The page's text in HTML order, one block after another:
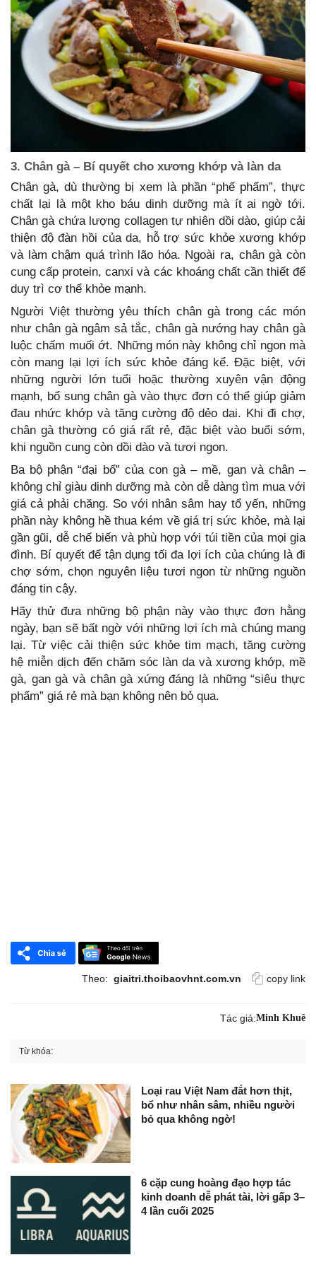
3. Chân gà – Bí quyết cho xương khớp và làn da
Chân gà, dù thường bị xem là phần “phế phẩm”, thực
chất lại là một kho báu dinh dưỡng mà ít ai ngờ tới.
Chân gà chứa lượng collagen tự nhiên dồi dào, giúp cải
thiện độ đàn hồi của da, hỗ trợ sức khỏe xương khớp
và làm chậm quá trình lão hóa. Ngoài ra, chân gà còn
cung cấp protein, canxi và các khoáng chất cần thiết để
duy trì cơ thể khỏe mạnh.
Người Việt thường yêu thích chân gà trong các món
như chân gà ngâm sả tắc, chân gà nướng hay chân gà
luộc chấm muối ớt. Những món này không chỉ ngon mà
còn mang lại lợi ích sức khỏe đáng kể. Đặc biệt, với
những người lớn tuổi hoặc thường xuyên vận động
mạnh, bổ sung chân gà vào thực đơn có thể giúp giảm
đau nhức khớp và tăng cường độ dẻo dai. Khi đi chợ,
chân gà thường có giá rất rẻ, đặc biệt vào buổi sớm,
khi nguồn cung còn dồi dào và tươi ngon.
Ba bộ phận “đại bổ” của con gà – mề, gan và chân –
không chỉ giàu dinh dưỡng mà còn dễ dàng tìm mua với
giá cả phải chăng. So với nhân sâm hay tổ yến, những
phần này không hề thua kém về giá trị sức khỏe, mà lại
gần gũi, dễ chế biến và phù hợp với túi tiền của mọi gia
đình. Bí quyết để tận dụng tối đa lợi ích của chúng là đi
chợ sớm, chọn nguyên liệu tươi ngon từ những nguồn
đáng tin cậy.
Hãy thử đưa những bộ phận này vào thực đơn hằng
ngày, bạn sẽ bất ngờ với những lợi ích mà chúng mang
lại. Từ việc cải thiện sức khỏe tim mạch, tăng cường
hệ miễn dịch đến chăm sóc làn da và xương khớp, mề
gà, gan gà và chân gà xứng đáng là những “siêu thực
phẩm” giá rẻ mà bạn không nên bỏ qua.
Theo: giaitri.thoibaovhnt.com.vn copy link
Tác giả:Minh Khuê
Từ khóa:
Loại rau Việt Nam đắt hơn thịt,
bổ như nhân sâm, nhiều người
bỏ qua không ngờ!
6 cặp cung hoàng đạo hợp tác
kinh doanh dễ phát tài, lời gấp 3–
4 lần cuối 2025